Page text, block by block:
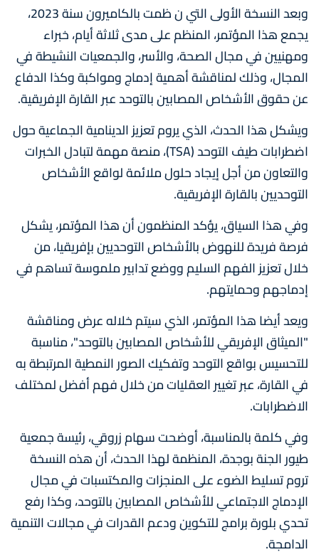
وبعد النسخة الأولى التي ن ظمت بالكاميرون سنة 2023،
يجمع هذا المؤتمر، المنظم على مدى ثلاثة أيام، خبراء
ومهنيين في مجال الصحة، والأسر، والجمعيات النشيطة في
المجال، وذلك لمناقشة أهمية إدماج ومواكبة وكذا الدفاع
عن حقوق الأشخاص المصابين بالتوحد عبر القارة الإفريقية.
ويشكل هذا الحدث، الذي يروم تعزيز الدينامية الجماعية حول
اضطرابات طيف التوحد (TSA)، منصة مهمة لتبادل الخبرات
والتعاون من أجل إيجاد حلول ملائمة لواقع الأشخاص
التوحديين بالقارة الإفريقية.
وفي هذا السياق، يؤكد المنظمون أن هذا المؤتمر، يشكل
فرصة فريدة للنهوض بالأشخاص التوحديين بإفريقيا، من
خلال تعزيز الفهم السليم ووضع تدابير ملموسة تساهم في
إدماجهم وحمايتهم.
ويعد أيضا هذا المؤتمر، الذي سيتم خلاله عرض ومناقشة
"الميثاق الإفريقي للأشخاص المصابين بالتوحد"، مناسبة
للتحسيس بواقع التوحد وتفكيك الصور النمطية المرتبطة به
في القارة، عبر تغيير العقليات من خلال فهم أفضل لمختلف
الاضطرابات.
وفي كلمة بالمناسبة، أوضحت سهام زروقي، رئيسة جمعية
طيور الجنة بوجدة، المنظمة لهذا الحدث، أن هذه النسخة
تروم تسليط الضوء على المنجزات والمكتسبات في مجال
الإدماج الاجتماعي للأشخاص المصابين بالتوحد، وكذا رفع
تحدي بلورة برامج للتكوين ودعم القدرات في مجالات التنمية
الدامجة.